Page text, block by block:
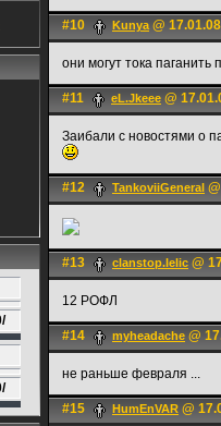
#10 Kunya@
они могут тока паганить
#11 eL.Jkeee @
Заибали с новостями о
#12 TankoviiGeneral
#13 clanstop.lelic @
12 РОФЛ
#14 myheadache @
не раньше февраля ...
#15 HumEnVAR @